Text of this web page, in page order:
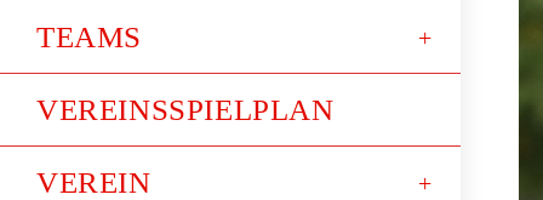
TEAMS
VEREINSSPIELPLAN
VEREIN